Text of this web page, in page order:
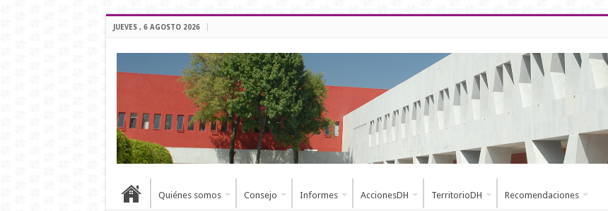
JUEVES , 6 AGOSTO 2026
Quiénes somos Consejo Informes AccionesDH TerritorioDH Recomendaciones